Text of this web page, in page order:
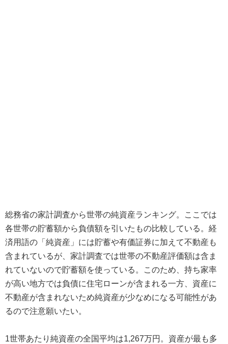
総務省の家計調査から世帯の純資産ランキング。ここでは
各世帯の貯蓄額から負債額を引いたもの比較している。経
済用語の「純資産」には貯蓄や有価証券に加えて不動産も
含まれているが、家計調査では世帯の不動産評価額は含ま
れていないので貯蓄額を使っている。このため、持ち家率
が高い地方では負債に住宅ローンが含まれる一方、資産に
不動産が含まれないため純資産が少なめになる可能性があ
るので注意願いたい。
1世帯あたり純資産の全国平均は1,267万円。資産が最も多